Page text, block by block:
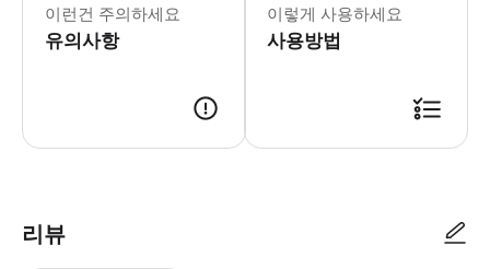
이런건 주의하세요
유의사항
이렇게 사용하세요
사용방법
리뷰